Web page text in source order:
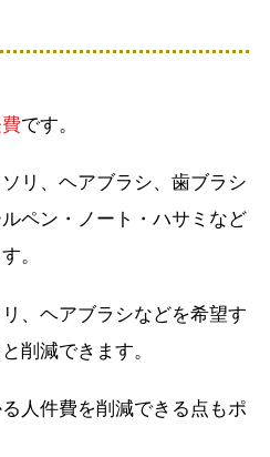
です。
リ、ヘアブラシ、歯ブラシ
ペン・ノート・ハサミなど
。
、ヘアブラシなどを希望す
削減できます。
人件費を削減できる点もポ